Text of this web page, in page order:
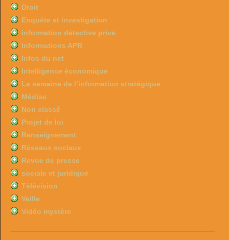
Droit
Enquête et investigation
information détective privé
Informations APR
Infos du net
Intelligence économique
La semaine de l’information stratégique
Médias
Non classé
Projet de loi
Renseignement
Réseaux sociaux
Revue de presse
sociale et juridique
Télévision
Veille
Vidéo mystère